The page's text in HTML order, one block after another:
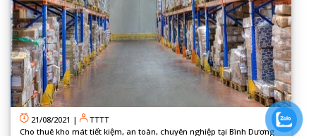
21/08/2021 |
TTTT
Cho thuê kho mát tiết kiệm, an toàn, chuyên nghiệp tại Bình Dương